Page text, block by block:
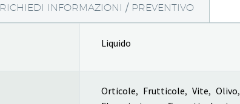
RICHIEDI INFORMAZIONI / PREVENTIVO
Liquido
Orticole, Frutticole, Vite, Olivo,